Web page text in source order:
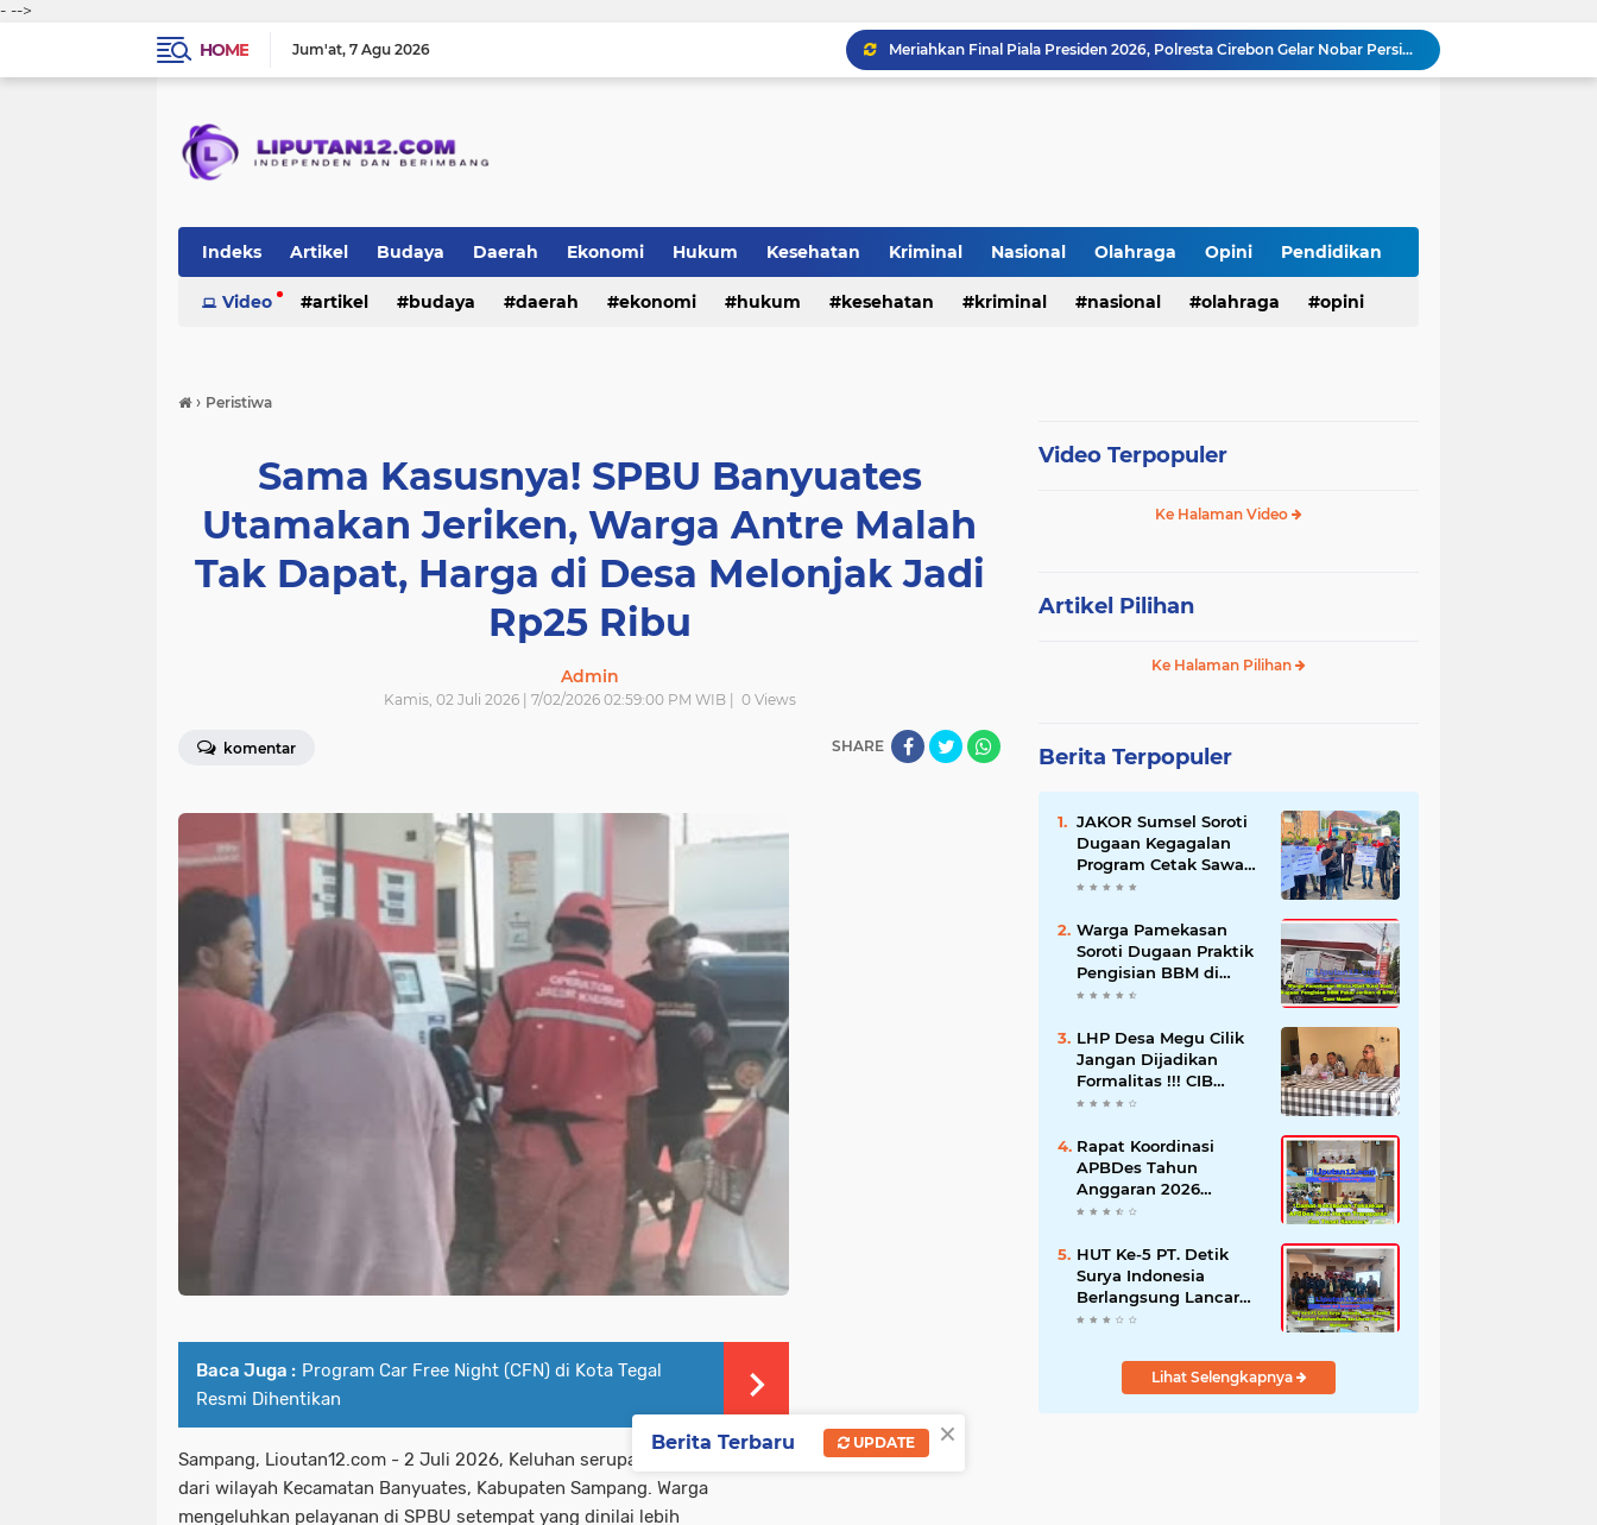
- -->
HOME
Jum'at 7 Agu 2026
Meriahkan Final Piala Presiden 2026, Polresta Cirebon Gelar Nobar Persib vs Persebaya dan Bagi-Bagi Motor Listrik
Ringkus Satu Orang Tersangka, Satresnarkoba Polres Payakumbuh Amankan Satu Paket Sabu
Operasional SPPG 5 Bandengan berhenti sementara usai menu MBG di duga sebabkan keracunan bagaimana dengan air limbah SPPG 3 Bawu yang di duga cemari sumur warga.
Indeks Artikel Budaya Daerah Ekonomi Hukum Kesehatan Kriminal Nasional Olahraga Opini Pendidikan
Peristiwa Politik TNI-Polri sosial
Video artikel budaya daerah ekonomi hukum kesehatan kriminal nasional olahraga opini
› Peristiwa
Sama Kasusnya! SPBU Banyuates
Utamakan Jeriken, Warga Antre Malah
Tak Dapat, Harga di Desa Melonjak Jadi
Rp25 Ribu
Admin
Kamis, 02 Juli 2026 | 7/02/2026 02:59:00 PM WIB | 0Views
komentar SHARE
Baca Juga : Program Car Free Night (CFN) di Kota Tegal
Resmi Dihentikan
Sampang, Lioutan12.com - 2 Juli 2026, Keluhan serupa kembali datang
dari wilayah Kecamatan Banyuates, Kabupaten Sampang. Warga
mengeluhkan pelayanan di SPBU setempat yang dinilai lebih
Video Terpopuler
Ke Halaman Video
Artikel Pilihan
Ke Halaman Pilihan
Berita Terpopuler
JAKOR Sumsel Soroti
Dugaan Kegagalan
Program Cetak Sawah
Rp105 Miliar di Ogan
Pertanian Mundur
Warga Pamekasan
Soroti Dugaan Praktik
Pengisian BBM di
SPBU Cem Manis,
Pengawasan
LHP Desa Megu Cilik
Jangan Dijadikan
Formalitas !!! CIB
Desak Inspektorat
dan Hentikan Dugaan
Permainan Oknum
Rapat Koordinasi
APBDes Tahun
Anggaran 2026
Semester II,
Sokobanah Libatkan 12
Desa
HUT Ke-5 PT. Detik
Surya Indonesia
Berlangsung Lancar
dan Profesional,
Wartawan
Lihat Selengkapnya
×
Berita Terbaru UPDATE